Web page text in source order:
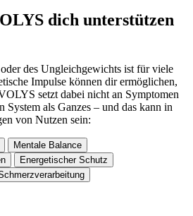
dich unterstützen
des Ungleichgewichts ist für viele
Impulse können dir ermöglichen,
setzt dabei nicht an Symptomen
System als Ganzes – und das kann in
von Nutzen sein:
Mentale Balance
Energetischer Schutz